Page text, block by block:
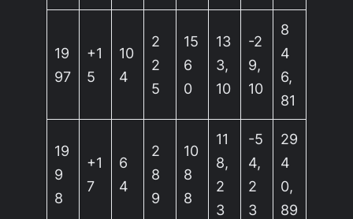
19
97
+1
5
10
4
2
2
5
15
6
0
13
3,
10
-2
9,
10
8
4
6,
81
19
9
8
+1
7
6
4
2
8
9
10
8
8
11
8,
2
3
-5
4,
2
3
29
4
0,
89